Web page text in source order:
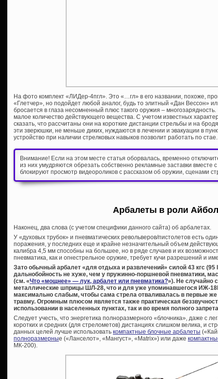
На фото комплект «ЛИДер-4пгл». Это «…гл» в его названии, похоже,
«Глетчер», но подойдет любой аналог, будь то элитный «Дан
бросается в глаза несомненный плюс такого оружия –
малое количество действующего вещества. С учетом известных
сказать, что рассчитаны они на короткие дистанции стрельбы и на
эти зверюшки, не меньше диких, нуждаются в лечении и эвакуации в
устройство при наличии стрелковых навыков позволит работать по стае.
Внимание! Если на этом месте статья оборвалась, временно
из них умудряются обрезать собственно рекламные заставки вместе
блокируют просмотр видеороликов с рассказом об оружии, сценами
Арбалеты в роли
Наконец, два слова (с учетом специфики данного сайта) об арбалетах.
У «духовых трубок» и пневматических револьверов/пистолетов есть
поражения, у последних еще и крайне незначительный объем
калибра 4,5 мм способны на большее, но в ряде случаев и их
пневматика, как и огнестрельное оружие, требует кучи разрешений и
Зато обычный арбалет «для отдыха и развлечений» силой 43 кгс
дальнобойность не хуже, чем у пружинно-поршневой пневматики,
(см. «Что «мощнее» — лук, арбалет или пневматика?»). Не случайно
металлические шприцы ШЛ-28, что и для уже упоминавшегося ИЖ-
максимально слабым, чтобы сама стрела отваливалась в первые
травму. Огромным плюсом является также практическая
использовании в населенных пунктах, так и во время полного
Следует учесть, что энергетика полноразмерного «блочника», даже с
коротких и средних (для стрелометов) дистанциях слишком велика, и
данных целей лучше использовать компактные блочные арбалеты
полноразмерные («Ланселот», «Мангуст», «Matrix») или даже
МК-200).